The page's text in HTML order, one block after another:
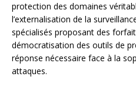
protection des domaines
l’externalisation de la
spécialisés proposant des
démocratisation des outils de
réponse nécessaire face à la
attaques.